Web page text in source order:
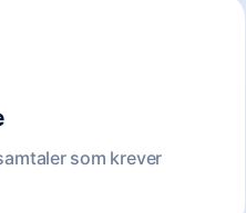
som krever